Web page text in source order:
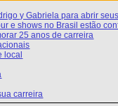
y Gabriela para abrir
e shows no Brasil estão
25 anos de carreira
local
carreira